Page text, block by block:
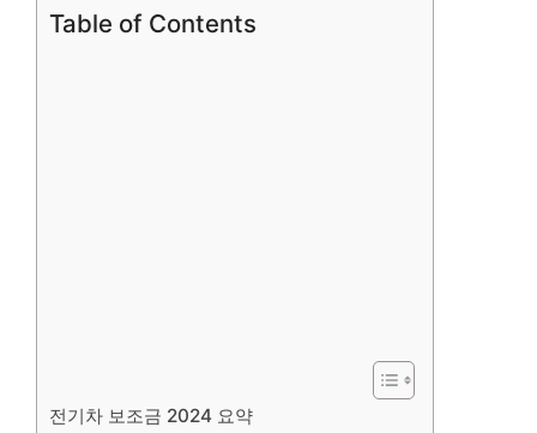
Table of Contents
전기차 보조금 2024 요약